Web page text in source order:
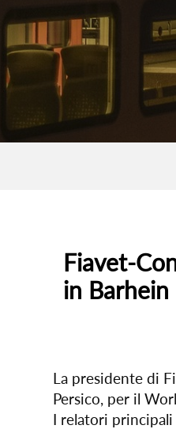
Fiavet-
in
La presidente di
Persico, per il
I relatori